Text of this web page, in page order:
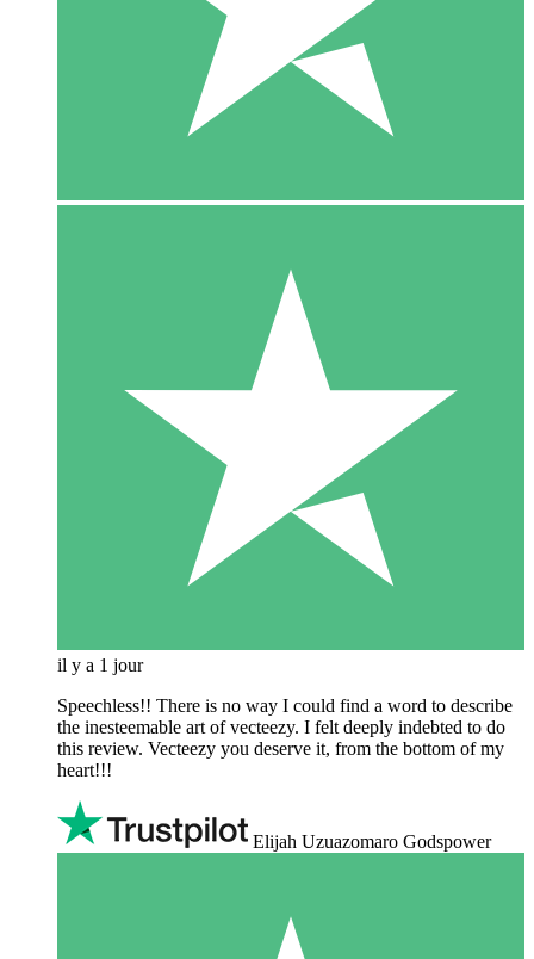
il y a 1 jour
Speechless!! There is no way I could find a word to describe
the inesteemable art of vecteezy. I felt deeply indebted to do
this review. Vecteezy you deserve it, from the bottom of my
heart!!!
Elijah Uzuazomaro Godspower